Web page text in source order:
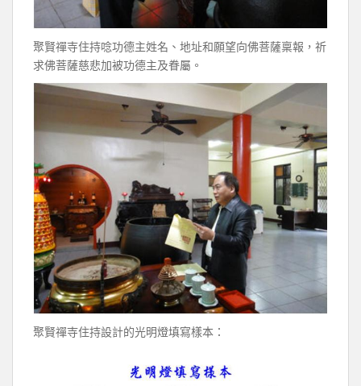
聚賢禪寺住持唸功德主姓名、地址和願望向佛菩薩稟報，祈
求佛菩薩慈悲加被功德主及眷屬。
聚賢禪寺住持設計的光明燈填寫樣本：